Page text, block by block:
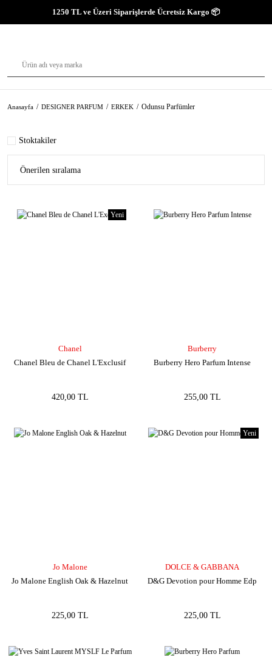
1250 TL ve Üzeri Siparişlerde Ücretsiz Kargo 📦
Anasayfa DESIGNER PARFUM ERKEK Odunsu Parfümler
Stoktakiler
Yeni
Chanel
Chanel Bleu de Chanel L'Exclusif
420,00 TL
Burberry
Burberry Hero Parfum Intense
255,00 TL
Jo Malone
Jo Malone English Oak & Hazelnut
225,00 TL
Yeni
DOLCE & GABBANA
D&G Devotion pour Homme Edp
225,00 TL